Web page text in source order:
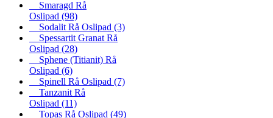
Smaragd Rå
Oslipad (98)
Sodalit Rå Oslipad (3)
Spessartit Granat Rå
Oslipad (28)
Sphene (Titianit) Rå
Oslipad (6)
Spinell Rå Oslipad (7)
Tanzanit Rå
Oslipad (11)
Topas Rå Oslipad (49)